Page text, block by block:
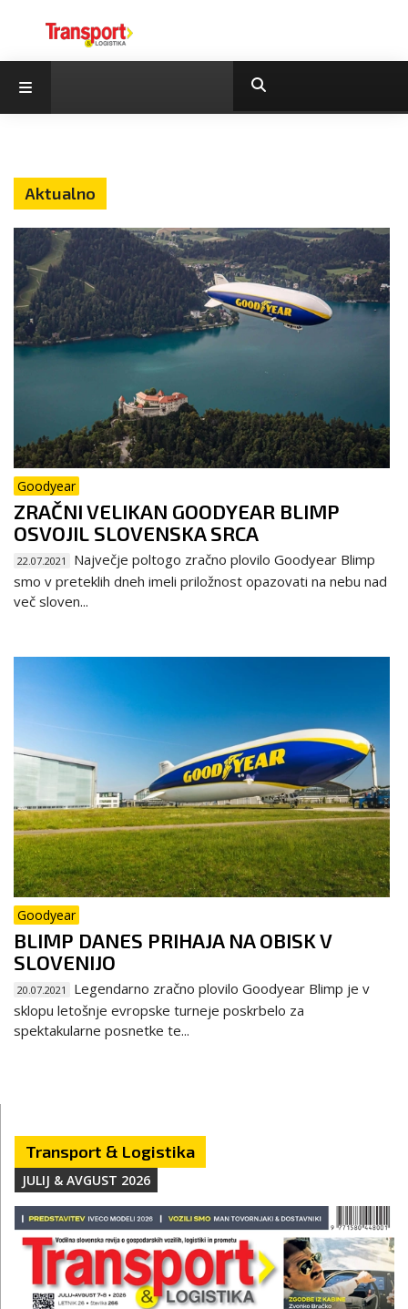
Aktualno
Goodyear
ZRAČNI VELIKAN GOODYEAR BLIMP
OSVOJIL SLOVENSKA SRCA
22.07.2021
Največje poltogo zračno plovilo Goodyear Blimp
smo v preteklih dneh imeli priložnost opazovati na nebu nad
več sloven...
Goodyear
BLIMP DANES PRIHAJA NA OBISK V
SLOVENIJO
20.07.2021
Legendarno zračno plovilo Goodyear Blimp je v
sklopu letošnje evropske turneje poskrbelo za
spektakularne posnetke te...
Transport & Logistika
JULIJ & AVGUST 2026